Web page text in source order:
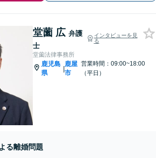
堂薗 広 弁護
士
インタビューを見
る
堂薗法律事務所
鹿児島
県
|
鹿屋
市
営業時間：09:00~18:00
（平日）
る離婚問題